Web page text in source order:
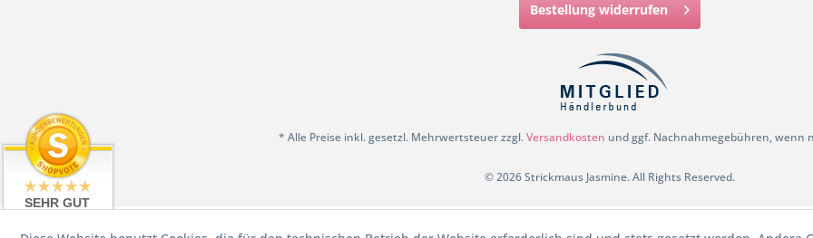
Bestellung widerrufen
* Alle Preise inkl. gesetzl. Mehrwertsteuer zzgl.Versandkosten und ggf. Nachnahmegebühren, wenn
© 2026 Strickmaus Jasmine. All Rights Reserved.
SEHR GUT